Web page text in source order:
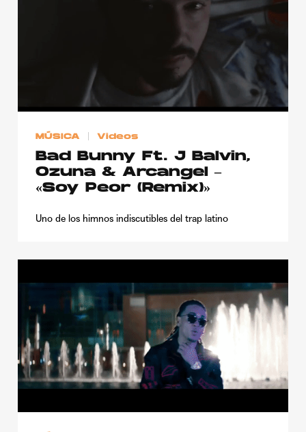
MÚSICA Videos
Bad Bunny Ft. J Balvin,
Ozuna & Arcangel –
«Soy Peor (Remix)»
Uno de los himnos indiscutibles del trap latino